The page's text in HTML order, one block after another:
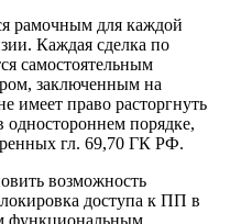
рамочным для каждой
Каждая сделка по
самостоятельным
заключенным на
имеет право расторгнуть
одностороннем порядке,
гл. 69,70 ГК РФ.
возможность
доступа к ПП в